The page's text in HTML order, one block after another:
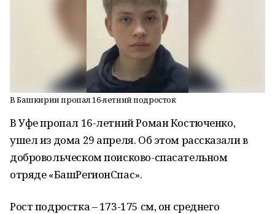
В Башкирии пропал 16-летний подросток
В Уфе пропал 16-летний Роман Костюченко,
ушел из дома 29 апреля. Об этом рассказали в
добровольческом поисково-спасательном
отряде «БашРегионСпас».
Рост подростка – 173-175 см, он среднего